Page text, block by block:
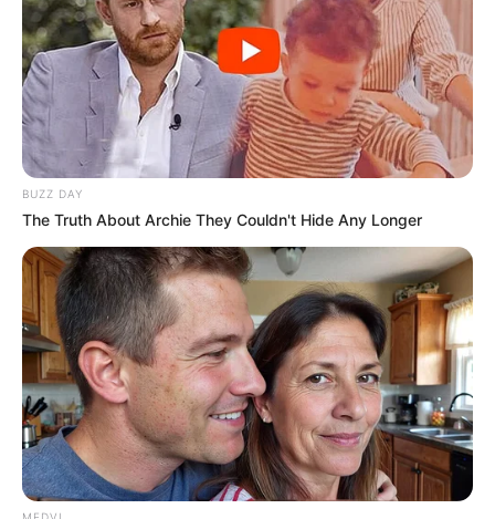
BUZZ DAY
The Truth About Archie They Couldn't Hide Any Longer